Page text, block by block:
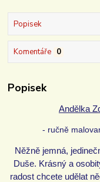
Popisek
Komentáře 0
Popisek
Andělka
- ručně
Něžně jemná,
Duše. Krásný a
radost chcete udělat